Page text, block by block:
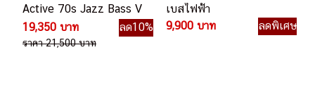
Active 70s Jazz Bass V
เบสไฟฟ้า
19,350 บาท ลด10%
ราคา 21,500 บาท
เบสไฟฟ้า
9,900 บาท
ลดพิเศษ